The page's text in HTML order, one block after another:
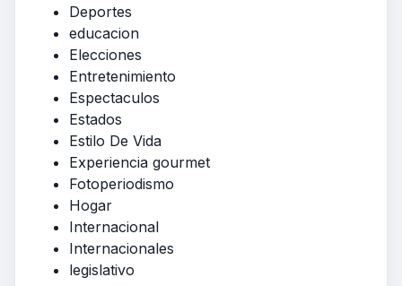
Deportes
educacion
Elecciones
Entretenimiento
Espectaculos
Estados
Estilo De Vida
Experiencia gourmet
Fotoperiodismo
Hogar
Internacional
Internacionales
legislativo